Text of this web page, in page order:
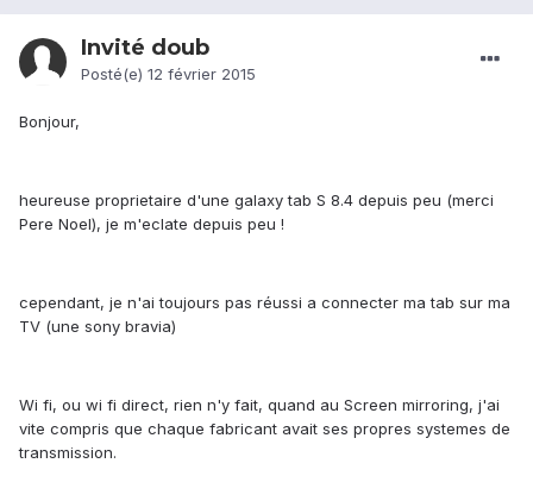
Invité doub
Posté(e) 12 février 2015
Bonjour,
heureuse proprietaire d'une galaxy tab S 8.4 depuis peu (merci
Pere Noel), je m'eclate depuis peu !
cependant, je n'ai toujours pas réussi a connecter ma tab sur ma
TV (une sony bravia)
Wi fi, ou wi fi direct, rien n'y fait, quand au Screen mirroring, j'ai
vite compris que chaque fabricant avait ses propres systemes de
transmission.